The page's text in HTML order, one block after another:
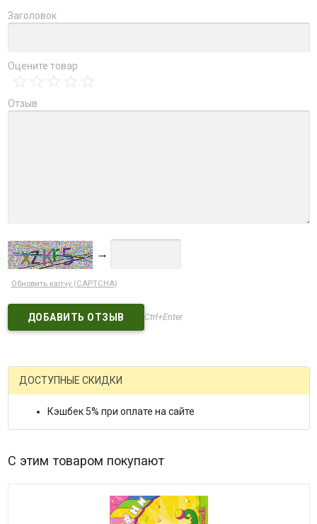
Заголовок
Оцените товар
Отзыв
→
Обновить капчу (CAPTCHA)
Ctrl+Enter
ДОСТУПНЫЕ СКИДКИ
Кэшбек 5% при оплате на сайте
С этим товаром покупают